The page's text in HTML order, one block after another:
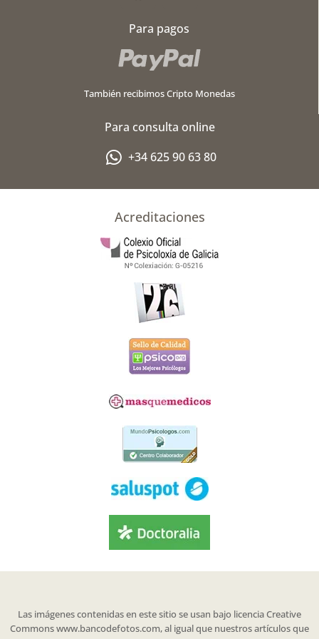
e
b
o
o
k
g
l
e
-
p
l
s
g
Para pagos
También recibimos Cripto Monedas
Para consulta online
+34 625 90 63 80
Acreditaciones
Las imágenes contenidas en este sitio se usan bajo licencia Creative
Commons www.bancodefotos.com, al igual que nuestros artículos que